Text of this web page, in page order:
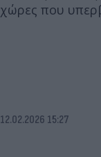
χώρες που
12.02.2026 15:27